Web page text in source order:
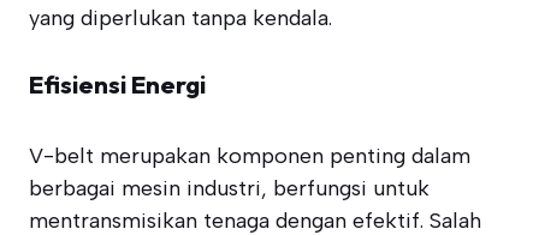
yang diperlukan tanpa kendala.
Efisiensi Energi
V-belt merupakan komponen penting dalam
berbagai mesin industri, berfungsi untuk
mentransmisikan tenaga dengan efektif. Salah